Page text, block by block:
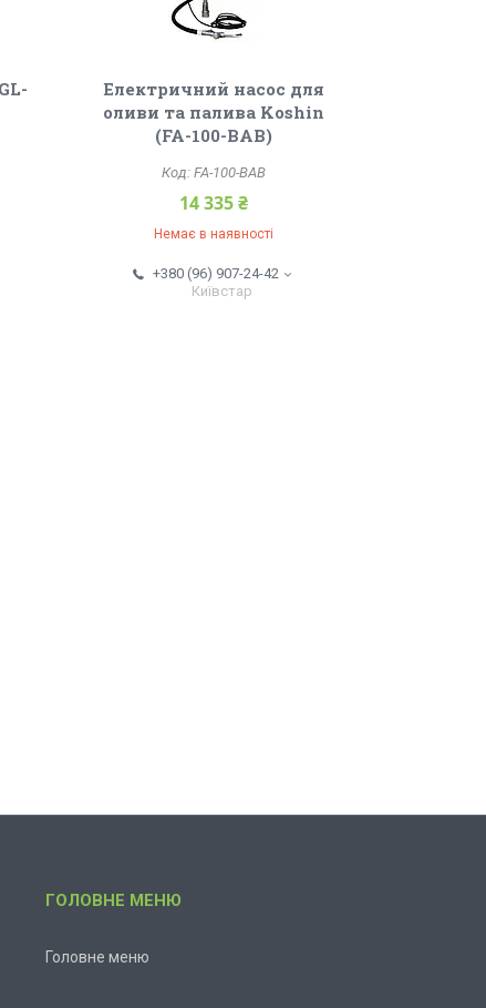
Електричний насос для
оливи та палива Koshin
(FA-100-BAB)
FA-100-BAB
14 335 ₴
Немає в наявності
+380 (96) 907-24-42
Київстар
ГОЛОВНЕ МЕНЮ
Головне меню